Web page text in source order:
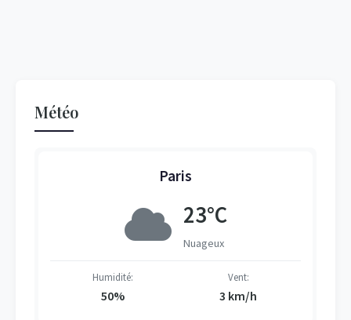
Météo
Paris
23°C
Nuageux
Humidité:
50%
Vent:
3 km/h